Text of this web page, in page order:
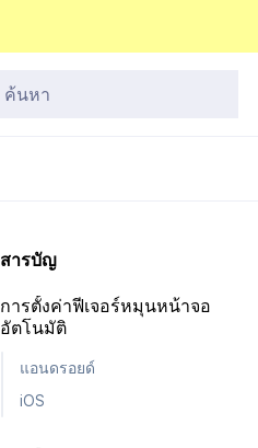
สารบัญ
การตั้งค่าฟีเจอร์หมุนหน้าจอ
อัตโนมัติ
แอนดรอยด์
iOS